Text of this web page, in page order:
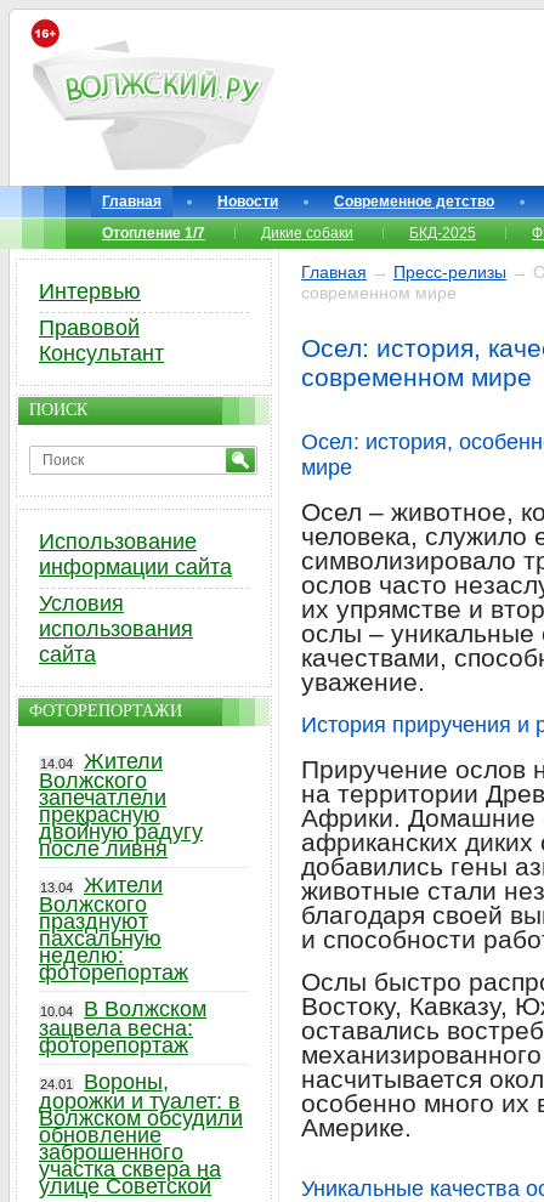
Главная Новости
Современное детство
Отопление 1/7
Дикие собаки БКД-2025
Главная → Пресс-релизы →
современном мире
Осел: история,
современном мире
Осел: история,
мире
Осел – животное,
человека,
символизировало
ослов часто
их упрямстве и
ослы – уникальные
качествами,
уважение.
История приручения и
Приручение ослов
на территории
Африки. Домашние
африканских
добавились гены
животные стали
благодаря своей
и способности
Ослы быстро
Востоку, Кавказу,
оставались
насчитывается
особенно много
Америке.
Уникальные качества
Интервью
Правовой
Консультант
ПОИСК
Использование
информации сайта
Условия
использования
сайта
ФОТОРЕПОРТАЖИ
14.04
Жители
Волжского
запечатлели
прекрасную
двойную радугу
после ливня
13.04
Жители
Волжского
празднуют
пахсальную
неделю:
фоторепортаж
10.04
В Волжском
зацвела весна:
фоторепортаж
24.01
Вороны,
дорожки и туалет: в
Волжском обсудили
обновление
заброшенного
участка сквера на
улице Советской